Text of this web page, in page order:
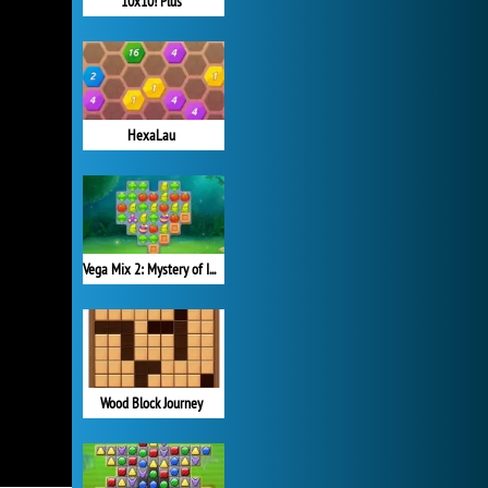
HexaLau
Vega Mix 2: Mystery of Island
Wood Block Journey